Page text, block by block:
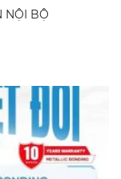
NỘI BỘ